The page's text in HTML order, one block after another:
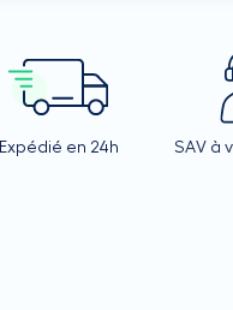
Expédié en 24h SAV à